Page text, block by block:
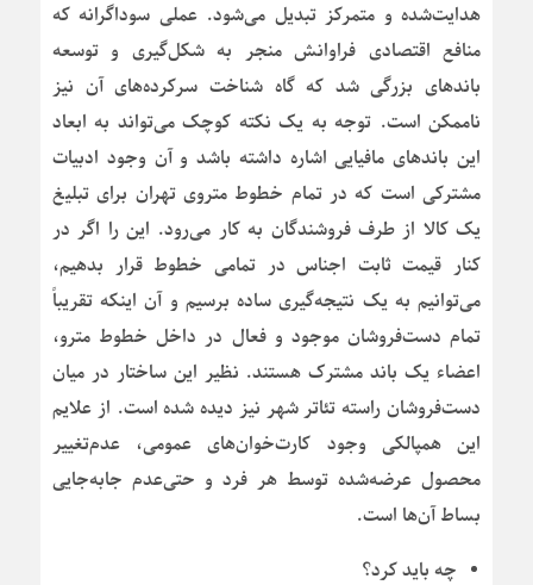
هدایت‌شده و متمرکز تبدیل می‌شود. عملی سوداگرانه که
منافع اقتصادی فراوانش منجر به شکل‌گیری و توسعه
باندهای بزرگی شد که گاه شناخت سرکرده‌های آن نیز
ناممکن است. توجه به یک نکته کوچک می‌تواند به ابعاد
این باندهای مافیایی اشاره داشته باشد و آن وجود ادبیات
مشترکی است که در تمام خطوط متروی تهران برای تبلیغ
یک کالا از طرف فروشندگان به کار می‌رود. این را اگر در
کنار قیمت ثابت اجناس در تمامی خطوط قرار بدهیم،
می‌توانیم به یک نتیجه‌گیری ساده برسیم و آن اینکه تقریباً
تمام دست‌فروشان موجود و فعال در داخل خطوط مترو،
اعضاء یک باند مشترک هستند. نظیر این ساختار در میان
دست‌فروشان راسته تئاتر شهر نیز دیده ‌شده است. از علایم
این همپالکی وجود کارت‌خوان‌های عمومی، عدم‌تغییر
محصول عرضه‌شده توسط هر فرد و حتی‌عدم جابه‌جایی
بساط آن‌ها است.
چه باید کرد؟